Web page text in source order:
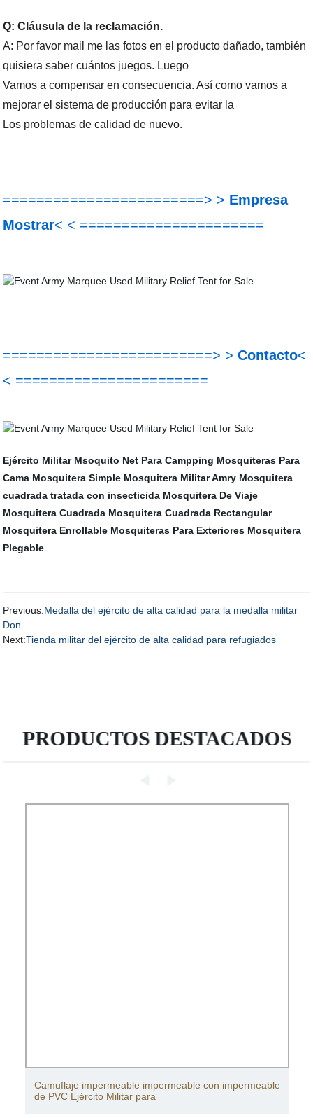
Q: Cláusula de la reclamación.
A: Por favor mail me las fotos en el producto dañado, también
quisiera saber cuántos juegos. Luego
Vamos a compensar en consecuencia. Así como vamos a
mejorar el sistema de producción para evitar la
Los problemas de calidad de nuevo.
========================> > Empresa
Mostrar< < ======================
=========================> >Contacto<
< =======================
Ejército Militar Msoquito Net Para Campping Mosquiteras Para
Cama Mosquitera Simple Mosquitera Militar Amry Mosquitera
cuadrada tratada con insecticida Mosquitera De Viaje
Mosquitera Cuadrada Mosquitera Cuadrada Rectangular
Mosquitera Enrollable Mosquiteras Para Exteriores Mosquitera
Plegable
Previous:Medalla del ejército de alta calidad para la medalla militar
Don
Next:Tienda militar del ejército de alta calidad para refugiados
PRODUCTOS DESTACADOS
Camuflaje impermeable impermeable con impermeable
de PVC Ejército Militar para